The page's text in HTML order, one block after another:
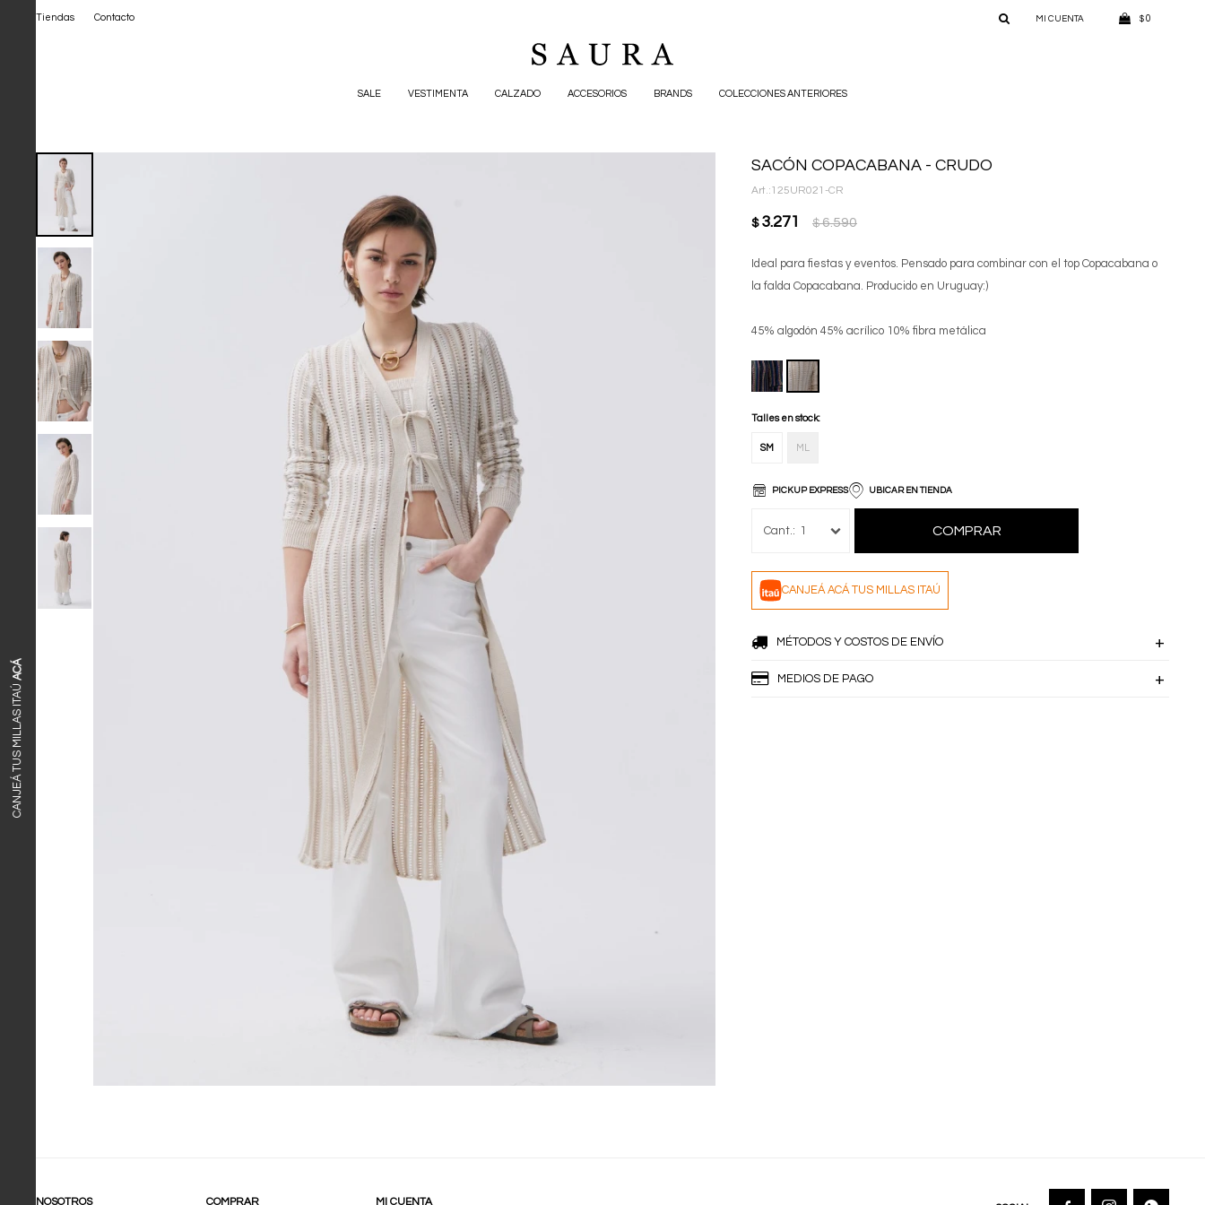
SALE VESTIMENTA CALZADO ACCESORIOS BRANDS COLECCIONES ANTERIORES
$ 0
Tiendas Contacto
CANJEÁ TUS MILLAS ITAÚ
ACÁ
SACÓN COPACABANA - CRUDO
125UR021-CR
$ 3.271 $ 6.590
Ideal para fiestas y eventos. Pensado para combinar con el top Copacabana o
la falda Copacabana. Producido en Uruguay:)
45% algodón 45% acrílico 10% fibra metálica
Talles en stock:
SM ML
PICKUP EXPRESS UBICAR EN TIENDA
1 COMPRAR
CANJEÁ ACÁ TUS MILLAS ITAÚ
MÉTODOS Y COSTOS DE ENVÍO
MEDIOS DE PAGO
NOSOTROS COMPRAR MI CUENTA